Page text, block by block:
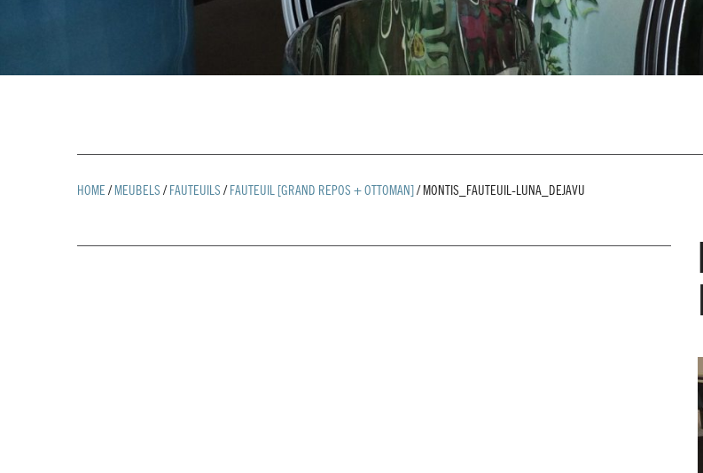
HOME / MEUBELS / FAUTEUILS / FAUTEUIL [GRAND REPOS + OTTOMAN] / MONTIS_FAUTEUIL-LUNA_DEJAVU